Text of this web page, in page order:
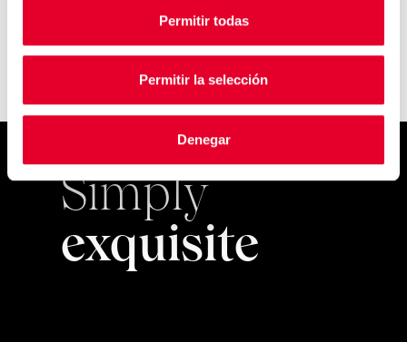
Permitir todas
Permitir la selección
Denegar
Simply
exquisite